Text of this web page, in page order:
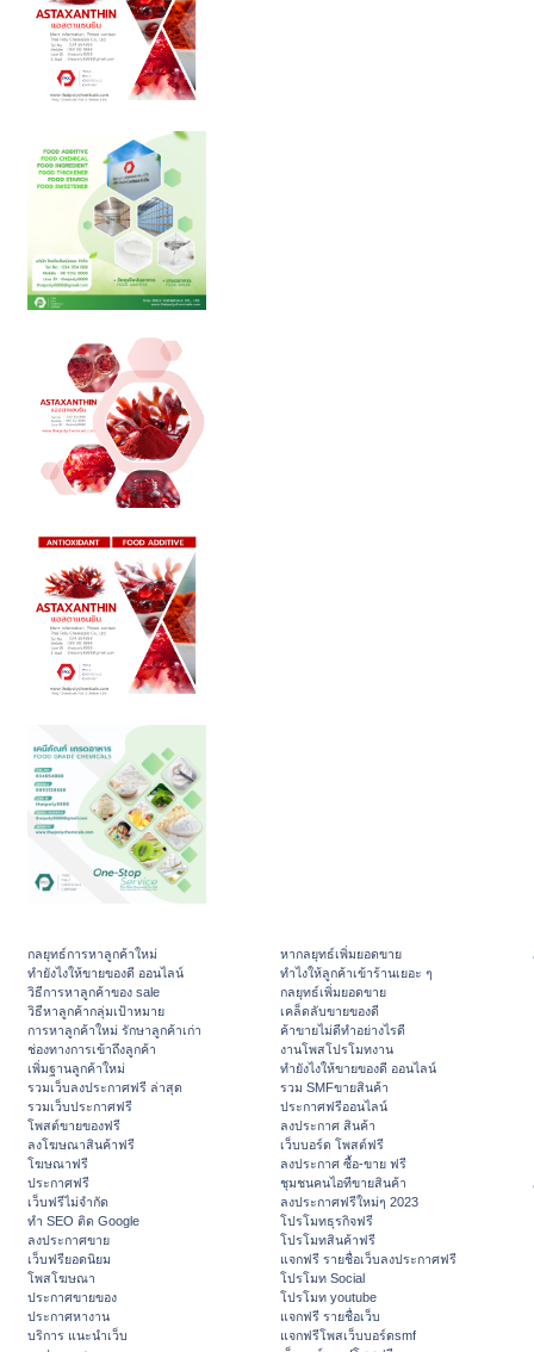
กลยุทธ์การหาลูกค้าใหม่
ทํายังไงให้ขายของดี ออนไลน์
วิธีการหาลูกค้าของ sale
วิธีหาลูกค้ากลุ่มเป้าหมาย
การหาลูกค้าใหม่ รักษาลูกค้าเก่า
ช่องทางการเข้าถึงลูกค้า
เพิ่มฐานลูกค้าใหม่
รวมเว็บลงประกาศฟรี ล่าสุด
รวมเว็บประกาศฟรี
โพสต์ขายของฟรี
ลงโฆษณาสินค้าฟรี
โฆษณาฟรี
ประกาศฟรี
เว็บฟรีไม่จำกัด
ทำ SEO ติด Google
ลงประกาศขาย
เว็บฟรียอดนิยม
โพสโฆษณา
ประกาศขายของ
ประกาศหางาน
บริการ แนะนำเว็บ
หากลยุทธ์เพิ่มยอดขาย
ทําไงให้ลูกค้าเข้าร้านเยอะ ๆ
กลยุทธ์เพิ่มยอดขาย
เคล็ดลับขายของดี
ค้าขายไม่ดีทำอย่างไรดี
งานโพสโปรโมทงาน
ทํายังไงให้ขายของดี ออนไลน์
รวม SMFขายสินค้า
ประกาศฟรีออนไลน์
ลงประกาศ สินค้า
เว็บบอร์ด โพสต์ฟรี
ลงประกาศ ซื้อ-ขาย ฟรี
ชุมชนคนไอทีขายสินค้า
ลงประกาศฟรีใหม่ๆ 2023
โปรโมทธุรกิจฟรี
โปรโมทสินค้าฟรี
แจกฟรี รายชื่อเว็บลงประกาศฟรี
โปรโมท Social
โปรโมท youtube
แจกฟรี รายชื่อเว็บ
แจกฟรีโพสเว็บบอร์ดsmf